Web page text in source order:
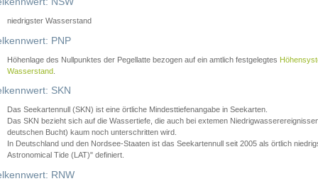
niedrigster Wasserstand
PNP
Höhenlage des Nullpunktes der Pegellatte bezogen auf ein amtlich festgelegtes
Wasserstand
SKN
Das Seekartennull (SKN) ist eine örtliche Mindesttiefenangabe in Seekarten.
Das SKN bezieht sich auf die Wassertiefe, die auch bei extemen
deutschen Bucht) kaum noch unterschritten wird.
In Deutschland und den Nordsee-Staaten ist das Seekartennull seit 2005 als örtlich
Astronomical Tide (LAT)" definiert.
RNW